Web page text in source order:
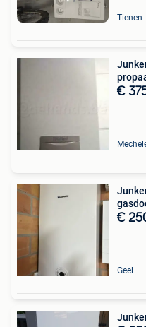
Tienen
Junkers Vaillant turbo
€
€
Geel